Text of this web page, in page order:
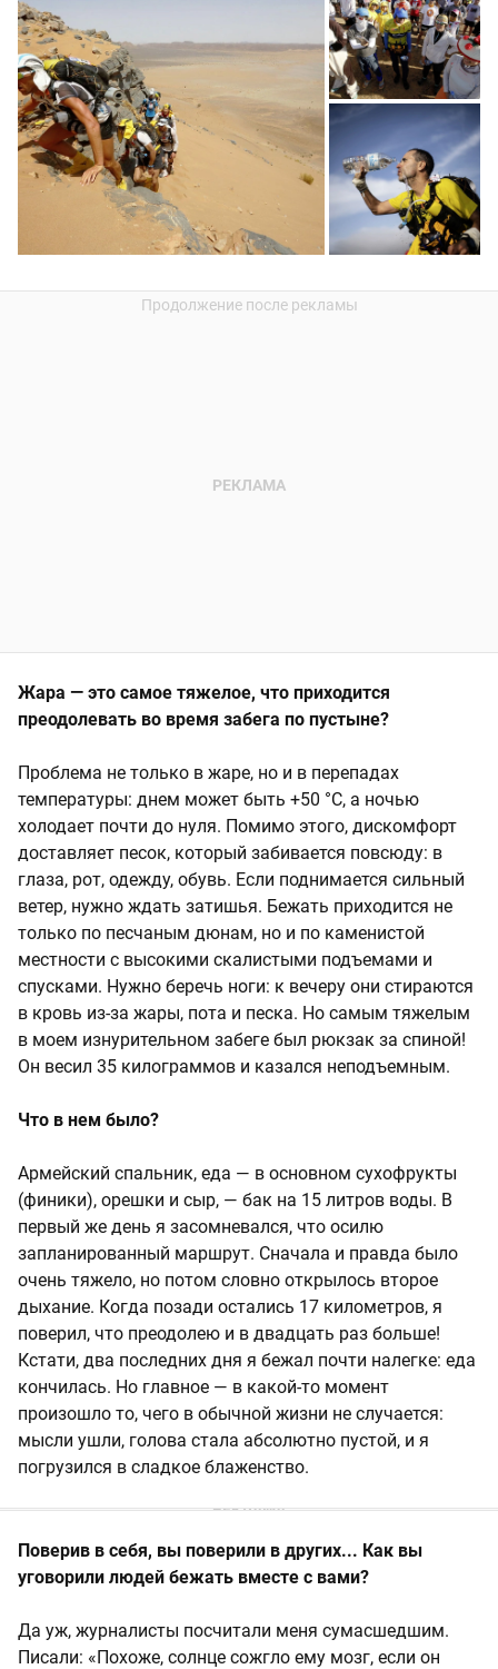
Жара — это самое тяжелое, что приходится
преодолевать во время забега по пустыне?
Проблема не только в жаре, но и в перепадах
температуры: днем может быть +50 °C, а ночью
холодает почти до нуля. Помимо этого, дискомфорт
доставляет песок, который забивается повсюду: в
глаза, рот, одежду, обувь. Если поднимается сильный
ветер, нужно ждать затишья. Бежать приходится не
только по песчаным дюнам, но и по каменистой
местности с высокими скалистыми подъемами и
спусками. Нужно беречь ноги: к вечеру они стираются
в кровь из-за жары, пота и песка. Но самым тяжелым
в моем изнурительном забеге был рюкзак за спиной!
Он весил 35 килограммов и казался неподъемным.
Что в нем было?
Армейский спальник, еда — в основном сухофрукты
(финики), орешки и сыр, — бак на 15 литров воды. В
первый же день я засомневался, что осилю
запланированный маршрут. Сначала и правда было
очень тяжело, но потом словно открылось второе
дыхание. Когда позади остались 17 километров, я
поверил, что преодолею и в двадцать раз больше!
Кстати, два последних дня я бежал почти налегке: еда
кончилась. Но главное — в какой-то момент
произошло то, чего в обычной жизни не случается:
мысли ушли, голова стала абсолютно пустой, и я
погрузился в сладкое блаженство.
Поверив в себя, вы поверили в других... Как вы
уговорили людей бежать вместе с вами?
Да уж, журналисты посчитали меня сумасшедшим.
Писали: «Похоже, солнце сожгло ему мозг, если он